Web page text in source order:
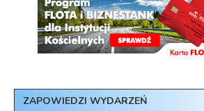
ZAPOWIEDZI WYDARZEŃ